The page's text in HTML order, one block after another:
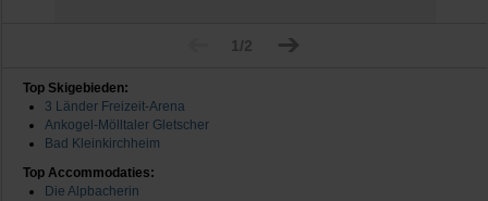
1/2
Top Skigebieden:
3 Länder Freizeit-Arena
Ankogel-Mölltaler Gletscher
Bad Kleinkirchheim
Top Accommodaties:
Die Alpbacherin